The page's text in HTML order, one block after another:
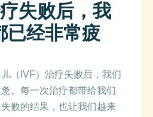
疗失败后，我
已经非常疲
（IVF）治疗失败后，我们
。每一次治疗都带给我们
败的结果，也让我们越来